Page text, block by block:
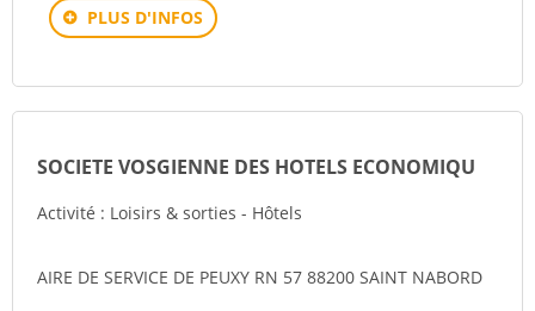
PLUS D'INFOS
SOCIETE VOSGIENNE DES HOTELS ECONOMIQU
Activité : Loisirs & sorties - Hôtels
AIRE DE SERVICE DE PEUXY RN 57 88200 SAINT NABORD